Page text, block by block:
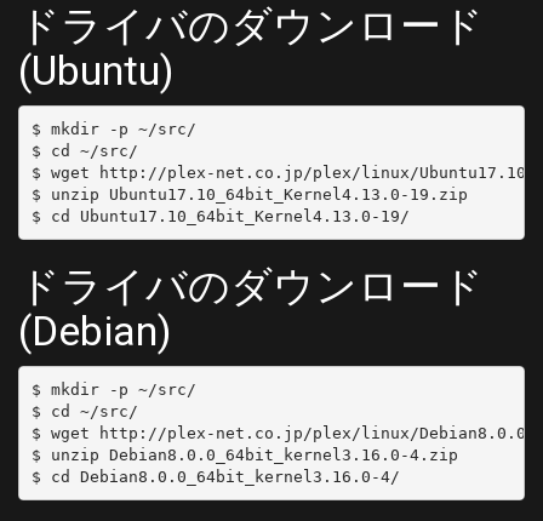
	SYMBOL_RATE = 5274000
	MODULATION = QAM/AUTO
[C53]
	FREQUENCY = 405000000
	SYMBOL_RATE = 5274000
	MODULATION = QAM/AUTO
[C54]
	FREQUENCY = 411000000
	SYMBOL_RATE = 5274000
	MODULATION = QAM/AUTO
	DELIVERY_SYSTEM = DVBC/ANNEX_A
	FREQUENCY = 417000000
	SYMBOL_RATE = 5274000
	MODULATION = QAM/AUTO
[C56]
ドライバのダウンロード
(Ubuntu)
$ mkdir -p ~/src/
$ cd ~/src/
$ wget http://plex-net.co.jp/plex/linux/
$ unzip Ubuntu17.10_64bit_Kernel4.13.0-19.zip
ドライバのダウンロード
(Debian)
$ mkdir -p ~/src/
$ cd ~/src/
$ wget http://plex-net.co.jp/plex/linux/
$ unzip Debian8.0.0_64bit_kernel3.16.0-4.zip